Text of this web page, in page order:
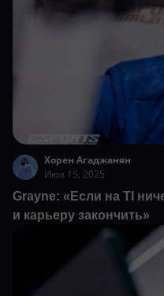
Хорен Агаджанян
Июл 15, 2025
Grayne: «Если на TI
и карьеру закончить»